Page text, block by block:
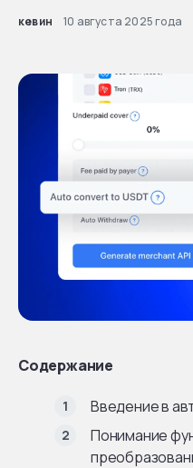
кевин 10 августа 2025 года
Содержание
Введение в
Понимание